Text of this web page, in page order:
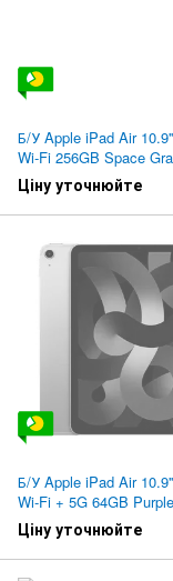
Б/У Apple iPad Air
Wi-Fi 256GB Space
(MM9L3)
Ціну уточнюйте
Б/У Apple iPad Air
Wi-Fi + 5G 64GB Purple
(MME93)
Ціну уточнюйте